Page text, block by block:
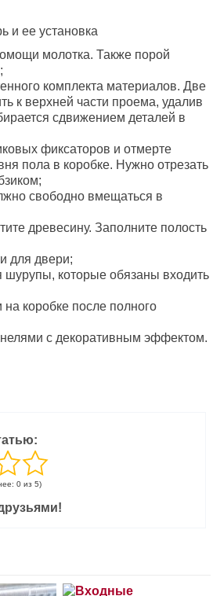
молотка. Также порой
комплекта материалов. Две
к верхней части проема, удалив
сдвижением деталей в
фиксаторов и отмерте
пола в коробке. Нужно отрезать
свободно вмещаться в
древесину. Заполните полость
для двери;
шурупы, которые обязаны входить
на коробке после полного
с декоративным эффектом.
0 из 5)